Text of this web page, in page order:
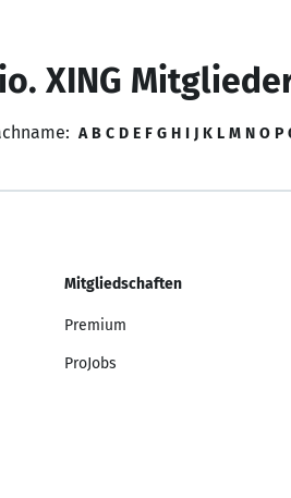
XING
A B C D E F G H I J K L M N O P
Mitgliedschaften
Premium
ProJobs